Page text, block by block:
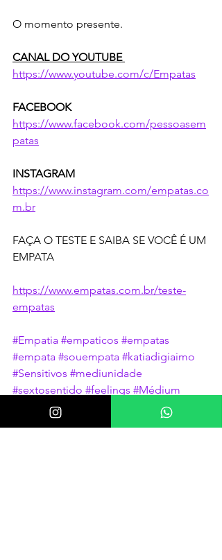
O momento presente.
CANAL DO YOUTUBE
https://www.youtube.com/c/Empatas
FACEBOOK
https://www.facebook.com/pessoasem
patas
INSTAGRAM
https://www.instagram.com/empatas.co
m.br
FAÇA O TESTE E SAIBA SE VOCÊ É UM
EMPATA
https://www.empatas.com.br/teste-
empatas
#Empatia #empaticos #empatas
#empata #souempata #katiadigiaimo
#Sensitivos #mediunidade
#sextosentido #feelings #Médium
#energias